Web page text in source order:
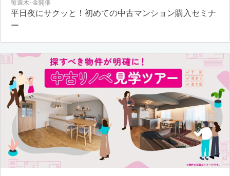
毎週木･金開催
平日夜にサクッと！初めての中古マンション購入セミナ
ー